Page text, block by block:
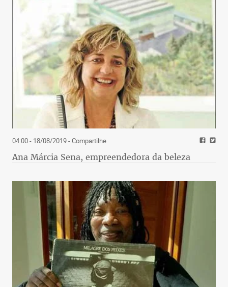
04:00 - 18/08/2019- Compartilhe
Ana Márcia Sena, empreendedora da beleza